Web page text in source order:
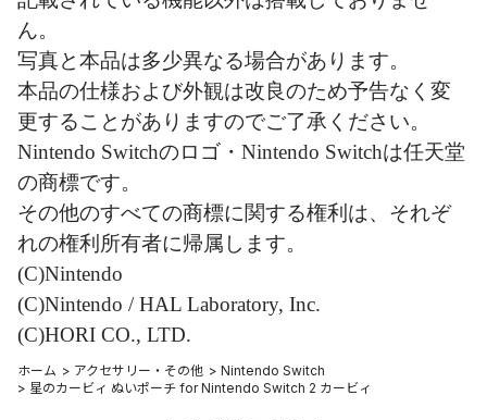
ん。
写真と本品は多少異なる場合があります。
本品の仕様および外観は改良のため予告なく変
更することがありますのでご了承ください。
Nintendo Switchのロゴ・Nintendo Switchは任天堂
の商標です。
その他のすべての商標に関する権利は、それぞ
れの権利所有者に帰属します。
(C)Nintendo
(C)Nintendo / HAL Laboratory, Inc.
(C)HORI CO., LTD.
ホーム > アクセサリー・その他 > Nintendo Switch
> 星のカービィ ぬいポーチ for Nintendo Switch 2 カービィ